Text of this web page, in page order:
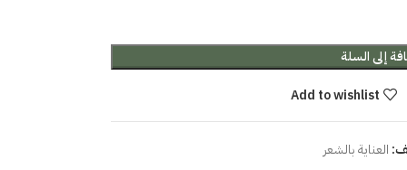
إلى السلة
Add to wishlist
العناية بالشعر